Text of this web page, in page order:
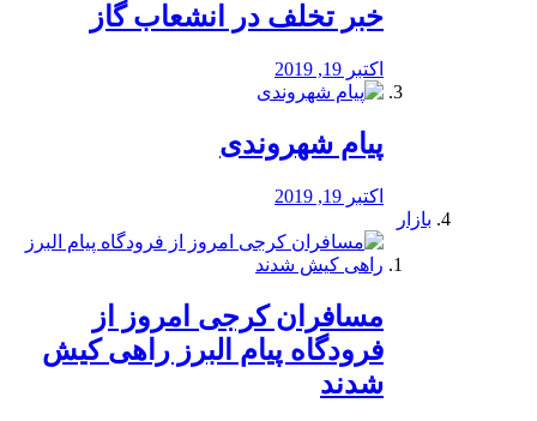
خبر تخلف در انشعاب گاز
اکتبر 19, 2019
پیام شهروندی
اکتبر 19, 2019
بازار
مسافران کرجی امروز از
فرودگاه پیام البرز راهی کیش
شدند